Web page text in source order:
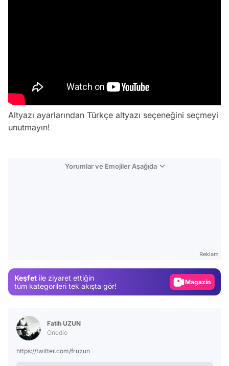
Altyazı ayarlarından Türkçe altyazı seçeneğini seçmeyi
unutmayın!
Yorumlar ve Emojiler Aşağıda
Reklam
Keşfet ile ziyaret ettiğin
tüm kategorileri tek akışta gör!
Magazin
Fatih UZUN
Onedio
https://twitter.com/fruzun